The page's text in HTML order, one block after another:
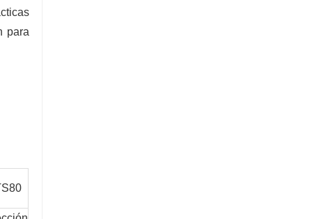
para